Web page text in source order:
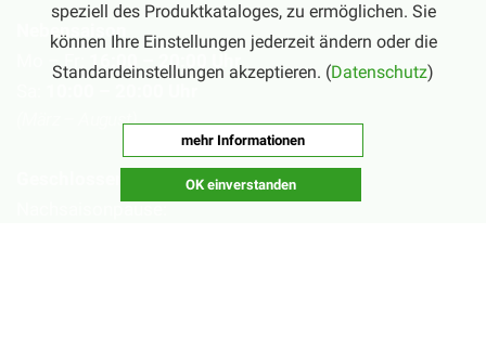
Nebensaison
Mo – Fr:
16:00 – 20:00 Uhr
(März – August)
speziell des Produktkataloges, zu ermöglichen. Sie
können Ihre Einstellungen jederzeit ändern oder die
Standardeinstellungen akzeptieren. (Datenschutz)
mehr Informationen
OK einverstanden